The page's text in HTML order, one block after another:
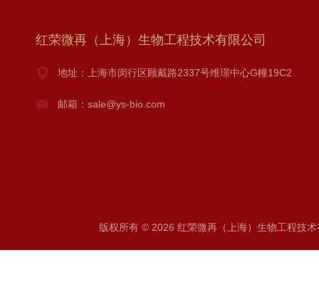
红荣微再（上海）生物工程技术有限公司
地址：上海市闵行区顾戴路2337号维璟中心G幢19C2
邮箱：sale@ys-bio.com
版权所有 © 2026 红荣微再（上海）生物工程技